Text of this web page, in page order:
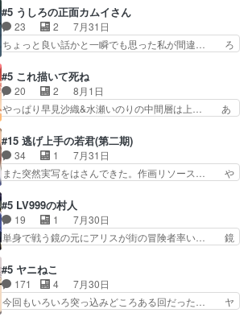
け？と思ったら歌唱シーン… の、らいぶシーン
＿!!­­--­­--­… それだけでええやん！！しかし、ビオラ
が仕…
の鬼夜叉と田楽の増次郎。小さないざこ… 着眼点
は良くとも、先鋭的すぎるのか。芸能… 鬼夜叉は
石也と共に観世座をあとにし、三条… 観世座を離
れ、三条坊門御所で日々を送る鬼… 「お前(鬼夜
子舞勝負。鬼夜叉は猫の動き… 登場人物の我が強
い。新しい獅子舞に拘って… 第５話を
primevideoで視聴しまし…
#5 うしろの正面カムイさん
23 2
7月31日
ちょっと良い話かと一瞬でも思った私が間違… ろ
も1日お疲れ様でした～───昨晩～今… 幼女に拾
われたお市ちゃんの恩返し。化け猫… 役にて出演
させていただきました。ジョアン… トイ・ストー
リーみたいな始まり。流石に除… 猫相手になんで
し良い話化け猫は油が好物… 今回はあかやし1体
のみで15分。金持ちの… 今更だけど霊が性行為
で祓えることは何とな…
#5 これ描いて死ね
20 2
8月1日
やっぱり早見沙織&水瀬いのりの中間層は上… あ
人物が増えてわいわいしたところが好き… 初コミ
ティアで２０冊刷りは妥当だよね。俺… 藤森さん
のママ向けの漫画で、また涙腺が⋯… 〜漫画に
「想い」をこめよう｣娘に漫画であ… 何回この作
てコミティアっていいなあ。同… コミティア参加
のしおりを徹夜で作る先生(… お母さん、娘にあ
んな漫画描かれたら泣いち…
#15 逃げ上手の若君(第二期)
34 1
7月31日
また突然実写をはさんできた。作画リソース… や
歳まで童貞だと魔法使いになれるという… こっち
の諏訪の三大将もまたクセが強いw色… 頼重が完
全にブレーンだよね毎回敵キャラが… 弧次郎「欲
を我慢して強くなれるなら大飯食… 変化球な演出
ていただきました！最終的に… この高らかなDT
宣言、合田一人に通じるも… この作品は近年稀に
見るおっさんキャラの充…
#5 LV999の村人
19 1
7月30日
単身で戦う鏡の元にアリスが街の冒険者率い… 鏡
なががんばってくれたアリスの父ちゃん… 成長限
界が999である村人と定めた上位存… 大規模バト
ルシーンなのに会話してばっかり… やっぱり勇者
より強かったか笑統率力LV9… 普通の人間の親子
#5 ヤニねこ
171 4
7月30日
今回もいろいろ突っ込みどころある回だった… ヤ